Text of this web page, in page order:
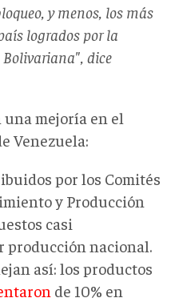
y menos, los más
logrados por la
dice
mejoría en el
Venezuela:
por los Comités
y Producción
casi
producción nacional.
así: los productos
de 10% en